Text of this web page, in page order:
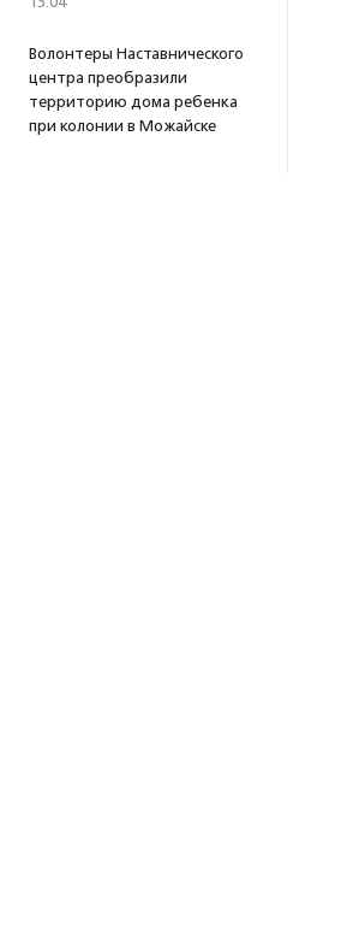
Волонтеры Наставнического
центра преобразили
территорию дома ребенка
при колонии в Можайске